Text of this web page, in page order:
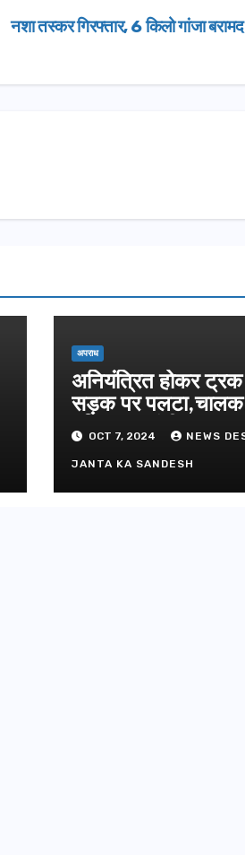
नशा तस्कर गिरफ्तार, 6 किलो गांजा बरामद
अपराध
अनियंत्रित होकर ट्रक
सड़क पर
परिचालक गंभीर
OCT 7, 2024 NEWS
JANTA KA SANDESH